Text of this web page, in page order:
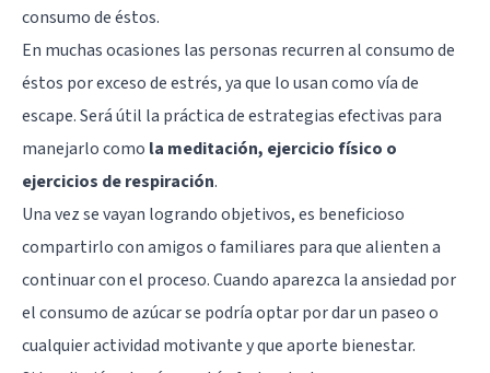
consumo de éstos.
En muchas ocasiones las personas recurren al consumo de
éstos por exceso de estrés, ya que lo usan como vía de
escape. Será útil la práctica de estrategias efectivas para
manejarlo como la meditación, ejercicio físico o
ejercicios de respiración.
Una vez se vayan logrando objetivos, es beneficioso
compartirlo con amigos o familiares para que alienten a
continuar con el proceso. Cuando aparezca la ansiedad por
el consumo de azúcar se podría optar por dar un paseo o
cualquier actividad motivante y que aporte bienestar.